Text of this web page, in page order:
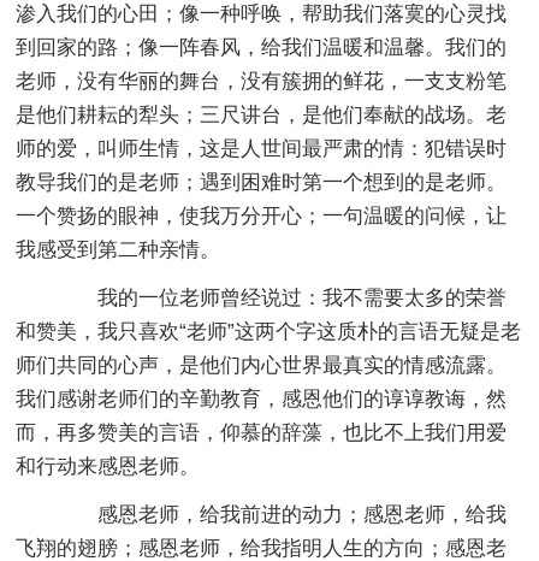
渗入我们的心田；像一种呼唤，帮助我们落寞的心灵找
到回家的路；像一阵春风，给我们温暖和温馨。我们的
老师，没有华丽的舞台，没有簇拥的鲜花，一支支粉笔
是他们耕耘的犁头；三尺讲台，是他们奉献的战场。老
师的爱，叫师生情，这是人世间最严肃的情：犯错误时
教导我们的是老师；遇到困难时第一个想到的是老师。
一个赞扬的眼神，使我万分开心；一句温暖的问候，让
我感受到第二种亲情。
我的一位老师曾经说过：我不需要太多的荣誉
和赞美，我只喜欢“老师”这两个字这质朴的言语无疑是老
师们共同的心声，是他们内心世界最真实的情感流露。
我们感谢老师们的辛勤教育，感恩他们的谆谆教诲，然
而，再多赞美的言语，仰慕的辞藻，也比不上我们用爱
和行动来感恩老师。
感恩老师，给我前进的动力；感恩老师，给我
飞翔的翅膀；感恩老师，给我指明人生的方向；感恩老